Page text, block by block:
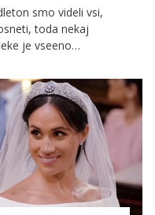
smo videli vsi,
toda nekaj
je vseeno